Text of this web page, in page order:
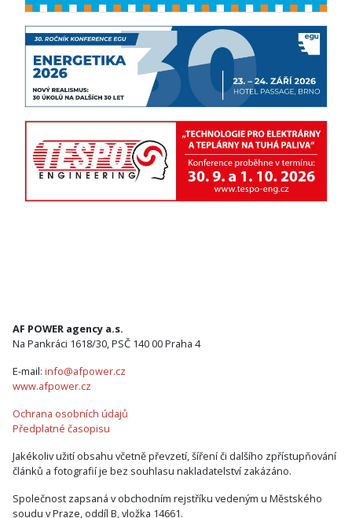
AF POWER agency a.s.
Na Pankráci 1618/30, PSČ 140 00 Praha 4
E-mail: info@afpower.cz
www.afpower.cz
Ochrana osobních údajů
Předplatné časopisu
Jakékoliv užití obsahu včetně převzetí, šíření či dalšího zpřístupňování
článků a fotografií je bez souhlasu nakladatelství zakázáno.
Společnost zapsaná v obchodním rejstříku vedeným u Městského
soudu v Praze, oddíl B, vložka 14661.